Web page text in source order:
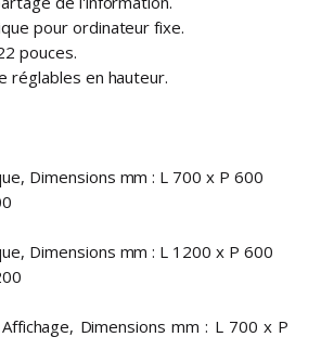
pour ordinateur fixe.
pouces.
réglables en hauteur.
Dimensions mm : L 700 x P 600
Dimensions mm : L 1200 x P 600
Dimensions mm : L 700 x P